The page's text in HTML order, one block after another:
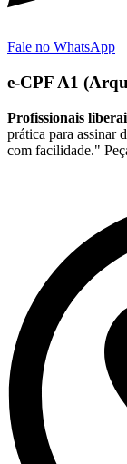
Fale no WhatsApp
e-CPF A1
Profissionais
prática para assinar
com facilidade."